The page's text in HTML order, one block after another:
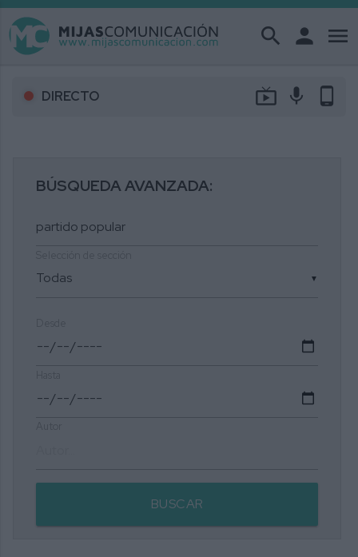
search person menu
DIRECTO live_tv mic phone_android
BÚSQUEDA AVANZADA:
▼
BUSCAR